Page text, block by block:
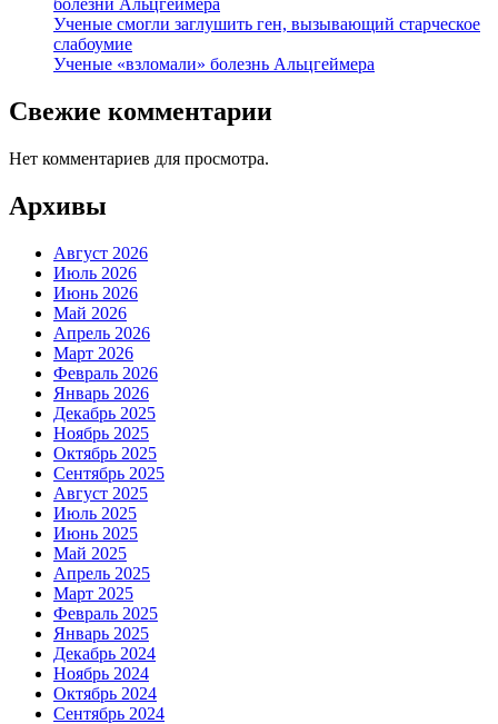
Ученые смогли заглушить ген, вызывающий старческое
слабоумие
Ученые «взломали» болезнь Альцгеймера
Свежие комментарии
Нет комментариев для просмотра.
Архивы
Август 2026
Июль 2026
Июнь 2026
Май 2026
Апрель 2026
Март 2026
Февраль 2026
Январь 2026
Декабрь 2025
Ноябрь 2025
Октябрь 2025
Сентябрь 2025
Август 2025
Июль 2025
Июнь 2025
Май 2025
Апрель 2025
Март 2025
Февраль 2025
Январь 2025
Декабрь 2024
Ноябрь 2024
Октябрь 2024
Сентябрь 2024